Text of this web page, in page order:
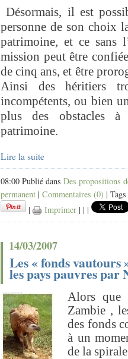
Désormais, il est
personne de son choix
patrimoine, et ce sans
mission peut être
de cinq ans, et être
Ainsi des héritiers
incompétents, ou bien
plus des obstacles
patrimoine.
Lire la suite
08:00 Publié dans Des propositions
permanent | Commentaires (0) |
|
Imprimer | | |
14/03/2007
Les « fonds
les pays pauvres par
Alors que
Zambie ,
des fonds
à un
de la